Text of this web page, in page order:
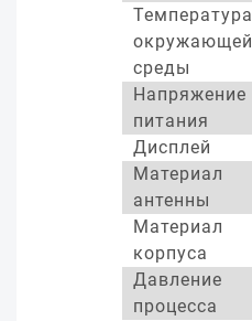
Температура
окружающей
среды
Напряжение
питания
Дисплей
Материал
антенны
Материал
корпуса
Давление
процесса